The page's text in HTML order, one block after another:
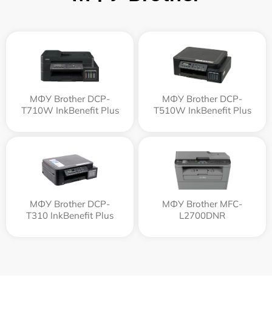
МФУ Brother DCP-
T710W InkBenefit Plus
МФУ Brother DCP-
T510W InkBenefit Plus
МФУ Brother DCP-
T310 InkBenefit Plus
МФУ Brother MFC-
L2700DNR